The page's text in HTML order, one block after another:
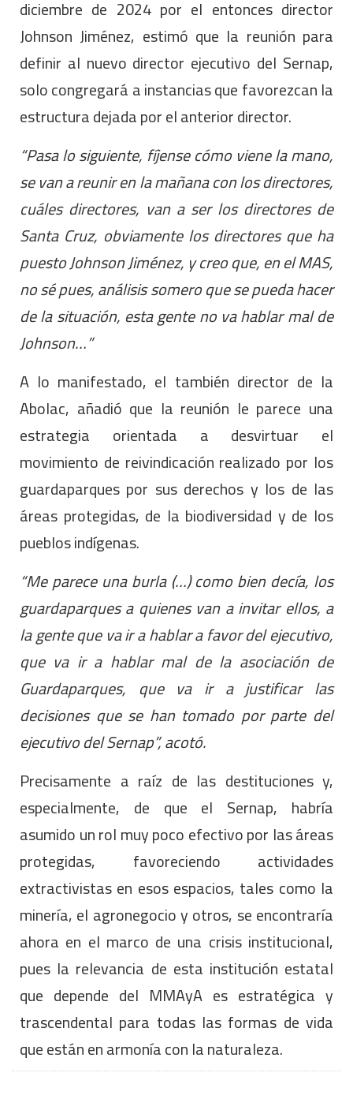
diciembre de 2024 por el entonces director
Johnson Jiménez, estimó que la reunión para
definir al nuevo director ejecutivo del Sernap,
solo congregará a instancias que favorezcan la
estructura dejada por el anterior director.
“Pasa lo siguiente, fíjense cómo viene la mano,
se van a reunir en la mañana con los directores,
cuáles directores, van a ser los directores de
Santa Cruz, obviamente los directores que ha
puesto Johnson Jiménez, y creo que, en el MAS,
no sé pues, análisis somero que se pueda hacer
de la situación, esta gente no va hablar mal de
Johnson…”
A lo manifestado, el también director de la
Abolac, añadió que la reunión le parece una
estrategia orientada a desvirtuar el
movimiento de reivindicación realizado por los
guardaparques por sus derechos y los de las
áreas protegidas, de la biodiversidad y de los
pueblos indígenas.
“Me parece una burla (…) como bien decía, los
guardaparques a quienes van a invitar ellos, a
la gente que va ir a hablar a favor del ejecutivo,
que va ir a hablar mal de la asociación de
Guardaparques, que va ir a justificar las
decisiones que se han tomado por parte del
ejecutivo del Sernap”, acotó.
Precisamente a raíz de las destituciones y,
especialmente, de que el Sernap, habría
asumido un rol muy poco efectivo por las áreas
protegidas, favoreciendo actividades
extractivistas en esos espacios, tales como la
minería, el agronegocio y otros, se encontraría
ahora en el marco de una crisis institucional,
pues la relevancia de esta institución estatal
que depende del MMAyA es estratégica y
trascendental para todas las formas de vida
que están en armonía con la naturaleza.